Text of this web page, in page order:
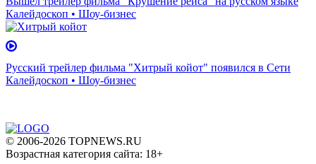
Калейдоскоп • Шоу-бизнес
Русский трейлер фильма "Хитрый койот" появился в Сети
Калейдоскоп • Шоу-бизнес
© 2006-2026 TOPNEWS.RU
Возрастная категория сайта: 18+